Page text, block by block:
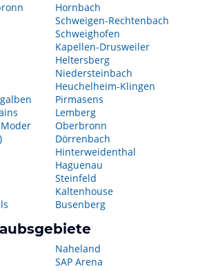
Hornbach
Schweigen-Rechtenbach
Schweighofen
Kapellen-Drusweiler
Heltersberg
Niedersteinbach
Heuchelheim-Klingen
Pirmasens
Lemberg
Oberbronn
Dörrenbach
Hinterweidenthal
Haguenau
Steinfeld
Kaltenhouse
Busenberg
Naheland
SAP Arena